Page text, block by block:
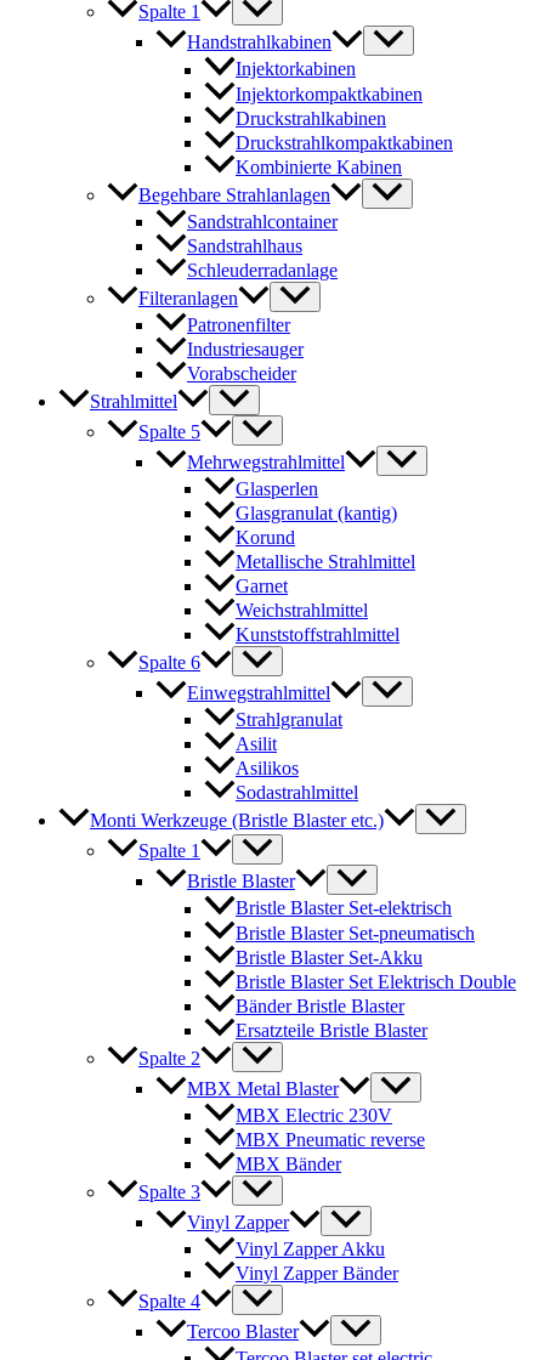
Spalte 1
Handstrahlkabinen
Injektorkabinen
Injektorkompaktkabinen
Druckstrahlkabinen
Druckstrahlkompaktkabinen
Kombinierte Kabinen
Begehbare Strahlanlagen
Sandstrahlcontainer
Sandstrahlhaus
Schleuderradanlage
Filteranlagen
Patronenfilter
Industriesauger
Vorabscheider
Strahlmittel
Spalte 5
Mehrwegstrahlmittel
Glasperlen
Glasgranulat (kantig)
Korund
Metallische Strahlmittel
Garnet
Weichstrahlmittel
Kunststoffstrahlmittel
Spalte 6
Einwegstrahlmittel
Strahlgranulat
Asilit
Asilikos
Sodastrahlmittel
Monti Werkzeuge (Bristle Blaster etc.)
Spalte 1
Bristle Blaster
Bristle Blaster Set-elektrisch
Bristle Blaster Set-pneumatisch
Bristle Blaster Set-Akku
Bristle Blaster Set Elektrisch Double
Bänder Bristle Blaster
Ersatzteile Bristle Blaster
Spalte 2
MBX Metal Blaster
MBX Electric 230V
MBX Pneumatic reverse
MBX Bänder
Spalte 3
Vinyl Zapper
Vinyl Zapper Akku
Vinyl Zapper Bänder
Spalte 4
Tercoo Blaster